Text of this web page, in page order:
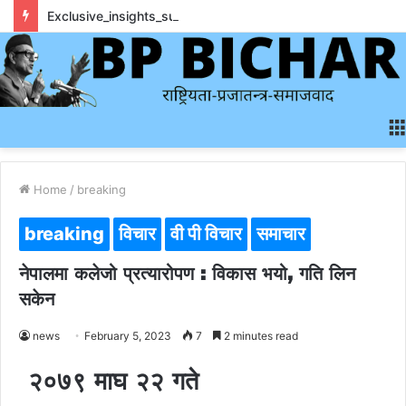
Home / breaking
breaking विचार वी पी विचार समाचार
नेपालमा कलेजो प्रत्यारोपण : विकास भयो, गति लिन
सकेन
news February 5, 2023 7 2 minutes read
२०७९ माघ २२ गते